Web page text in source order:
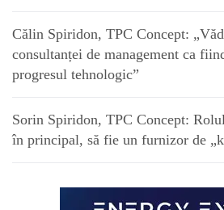
Călin Spiridon, TPC Concept:
consultanței de management ca
progresul tehnologic”
Sorin Spiridon, TPC Concept:
în principal, să fie un furnizor de